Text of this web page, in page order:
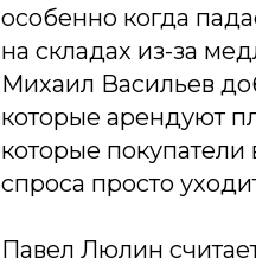
особенно когда
на складах из-за
Михаил Васильев
которые арендуют
которые
спроса просто
Павел Люлин